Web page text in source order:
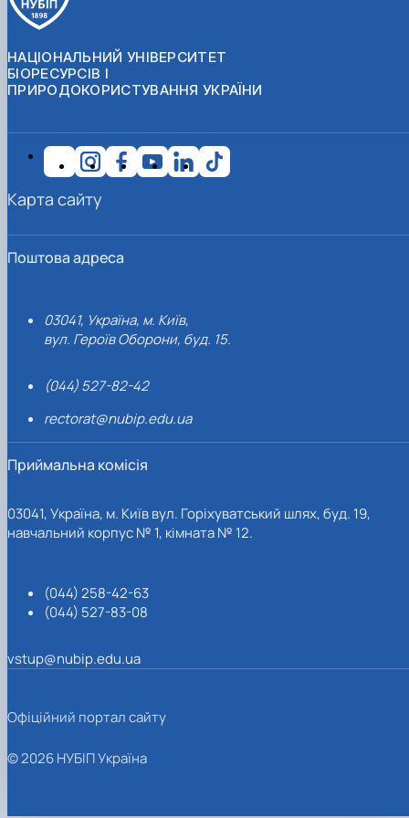
НАЦІОНАЛЬНИЙ УНІВЕРСИТЕТ
БІОРЕСУРСІВ І
ПРИРОДОКОРИСТУВАННЯ УКРАЇНИ
Поштова адреса
03041, Україна, м. Київ,
вул. Героїв Оборони, буд. 15.
(044) 527-82-42
rectorat@nubip.edu.ua
Приймальна комісія
03041, Україна, м. Київ вул. Горіхуватський шлях, буд. 19,
навчальний корпус № 1, кімната № 12.
(044) 258-42-63
(044) 527-83-08
vstup@nubip.edu.ua
Карта сайту
Офіційний портал сайту
© 2026 НУБІП Україна